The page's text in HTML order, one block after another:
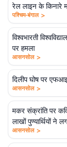
रेल लाइन के किनारे
पश्चिम-बंगाल >
विश्वभारती
पर हमला
आसनसोल >
दिलीप घोष पर
आसनसोल >
मकर संक्रांति पर
लाखों पुण्यार्थियों ने
आसनसोल >